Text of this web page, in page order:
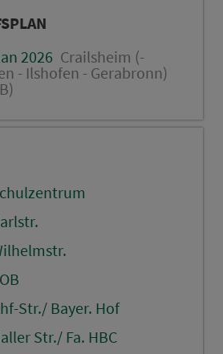
2026 Crailsheim (-
- Ilshofen - Gerabronn)
Str./ Bayer. Hof
Str./ Fa. HBC